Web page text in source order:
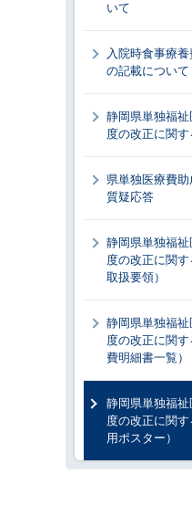
いて
入院時食事療
の記載について
静岡県単独福祉
度の改正に関
県単独医療費
質疑応答
静岡県単独福祉
度の改正に関
取扱要領）
静岡県単独福祉
度の改正に関
費明細書一覧）
静岡県単独福祉
度の改正に関
用ポスター）